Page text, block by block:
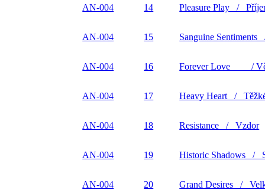
AN-004 14 Pleasure Play /
AN-004 15 Sanguine
AN-004 16 Forever Love /
AN-004 17 Heavy Heart /
AN-004 18 Resistance / Vzdor
AN-004 19 Historic Shadows /
AN-004 20 Grand Desires /